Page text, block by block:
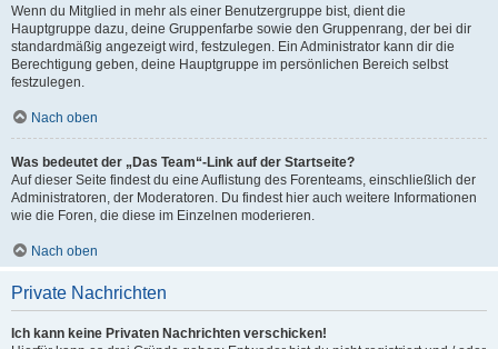
Wenn du Mitglied in mehr als einer Benutzergruppe bist, dient die
Hauptgruppe dazu, deine Gruppenfarbe sowie den Gruppenrang, der bei dir
standardmäßig angezeigt wird, festzulegen. Ein Administrator kann dir die
Berechtigung geben, deine Hauptgruppe im persönlichen Bereich selbst
festzulegen.
Nach oben
Was bedeutet der „Das Team“-Link auf der Startseite?
Auf dieser Seite findest du eine Auflistung des Forenteams, einschließlich der
Administratoren, der Moderatoren. Du findest hier auch weitere Informationen
wie die Foren, die diese im Einzelnen moderieren.
Nach oben
Private Nachrichten
Ich kann keine Privaten Nachrichten verschicken!